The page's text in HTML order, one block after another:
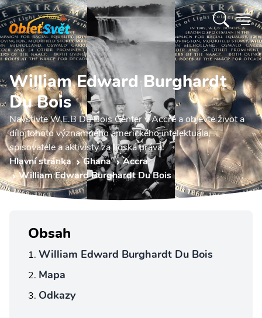
William Edward Burghardt
Du Bois
Navštivte W.E.B Du Bois Center v Accře a objevte život a
dílo tohoto významného amerického intelektuála,
spisovatele a aktivisty za lidská práva.
Hlavní stránka
Ghana
Accra
William Edward Burghardt Du Bois
Obsah
William Edward Burghardt Du Bois
Mapa
Odkazy